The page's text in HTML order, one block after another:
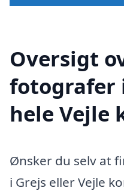
Oversigt
fotografer
hele Vejle
Ønsker du selv at
i Grejs eller Vejle